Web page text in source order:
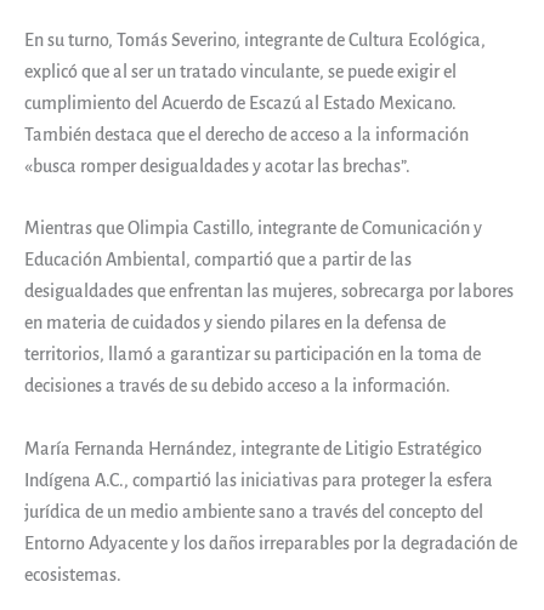
En su turno, Tomás Severino, integrante de Cultura Ecológica,
explicó que al ser un tratado vinculante, se puede exigir el
cumplimiento del Acuerdo de Escazú al Estado Mexicano.
También destaca que el derecho de acceso a la información
«busca romper desigualdades y acotar las brechas”.
Mientras que Olimpia Castillo, integrante de Comunicación y
Educación Ambiental, compartió que a partir de las
desigualdades que enfrentan las mujeres, sobrecarga por labores
en materia de cuidados y siendo pilares en la defensa de
territorios, llamó a garantizar su participación en la toma de
decisiones a través de su debido acceso a la información.
María Fernanda Hernández, integrante de Litigio Estratégico
Indígena A.C., compartió las iniciativas para proteger la esfera
jurídica de un medio ambiente sano a través del concepto del
Entorno Adyacente y los daños irreparables por la degradación de
ecosistemas.